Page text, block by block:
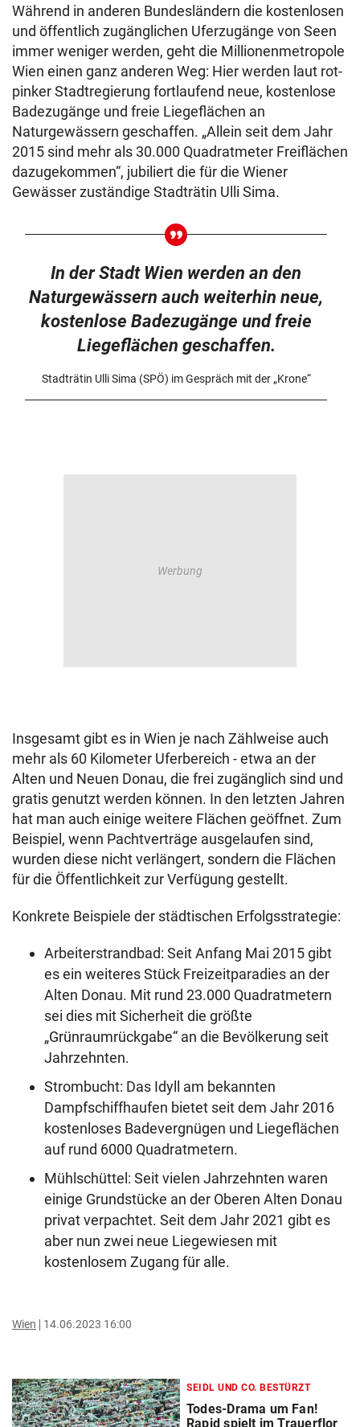
Während in anderen Bundesländern die kostenlosen
und öffentlich zugänglichen Uferzugänge von Seen
immer weniger werden, geht die Millionenmetropole
Wien einen ganz anderen Weg: Hier werden laut rot-
pinker Stadtregierung fortlaufend neue, kostenlose
Badezugänge und freie Liegeflächen an
Naturgewässern geschaffen. „Allein seit dem Jahr
2015 sind mehr als 30.000 Quadratmeter Freiflächen
dazugekommen“, jubiliert die für die Wiener
Gewässer zuständige Stadträtin Ulli Sima.
In der Stadt Wien werden an den
Naturgewässern auch weiterhin neue,
kostenlose Badezugänge und freie
Liegeflächen geschaffen.
Stadträtin Ulli Sima (SPÖ) im Gespräch mit der „Krone“
Insgesamt gibt es in Wien je nach Zählweise auch
mehr als 60 Kilometer Uferbereich - etwa an der
Alten und Neuen Donau, die frei zugänglich sind und
gratis genutzt werden können. In den letzten Jahren
hat man auch einige weitere Flächen geöffnet. Zum
Beispiel, wenn Pachtverträge ausgelaufen sind,
wurden diese nicht verlängert, sondern die Flächen
für die Öffentlichkeit zur Verfügung gestellt.
Konkrete Beispiele der städtischen Erfolgsstrategie:
Arbeiterstrandbad: Seit Anfang Mai 2015 gibt
es ein weiteres Stück Freizeitparadies an der
Alten Donau. Mit rund 23.000 Quadratmetern
sei dies mit Sicherheit die größte
„Grünraumrückgabe“ an die Bevölkerung seit
Jahrzehnten.
Strombucht: Das Idyll am bekannten
Dampfschiffhaufen bietet seit dem Jahr 2016
kostenloses Badevergnügen und Liegeflächen
auf rund 6000 Quadratmetern.
Mühlschüttel: Seit vielen Jahrzehnten waren
einige Grundstücke an der Oberen Alten Donau
privat verpachtet. Seit dem Jahr 2021 gibt es
aber nun zwei neue Liegewiesen mit
kostenlosem Zugang für alle.
Wien 14.06.2023 16:00
SEIDL UND CO. BESTÜRZT
Todes-Drama um Fan!
Rapid spielt im Trauerflor